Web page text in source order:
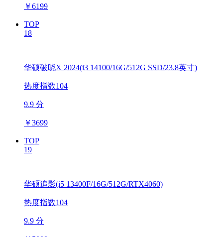
￥6199
TOP
18
华硕破晓X 2024(i3 14100/16G/512G SSD/23.8英寸)
热度指数104
9.9 分
￥3699
TOP
19
华硕追影(i5 13400F/16G/512G/RTX4060)
热度指数104
9.9 分